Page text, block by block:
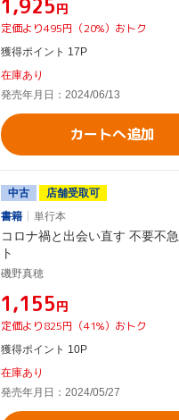
円
定価より495円（20%）おトク
獲得ポイント 17P
在庫あり
発売年月日：2024/06/13
カートへ追加
中古
店舗受取可
書籍
単行本
コロナ禍と出会い直す 不要不
ト
磯野真穂
¥1,155円
定価より825円（41%）おトク
獲得ポイント 10P
在庫あり
発売年月日：2024/05/27